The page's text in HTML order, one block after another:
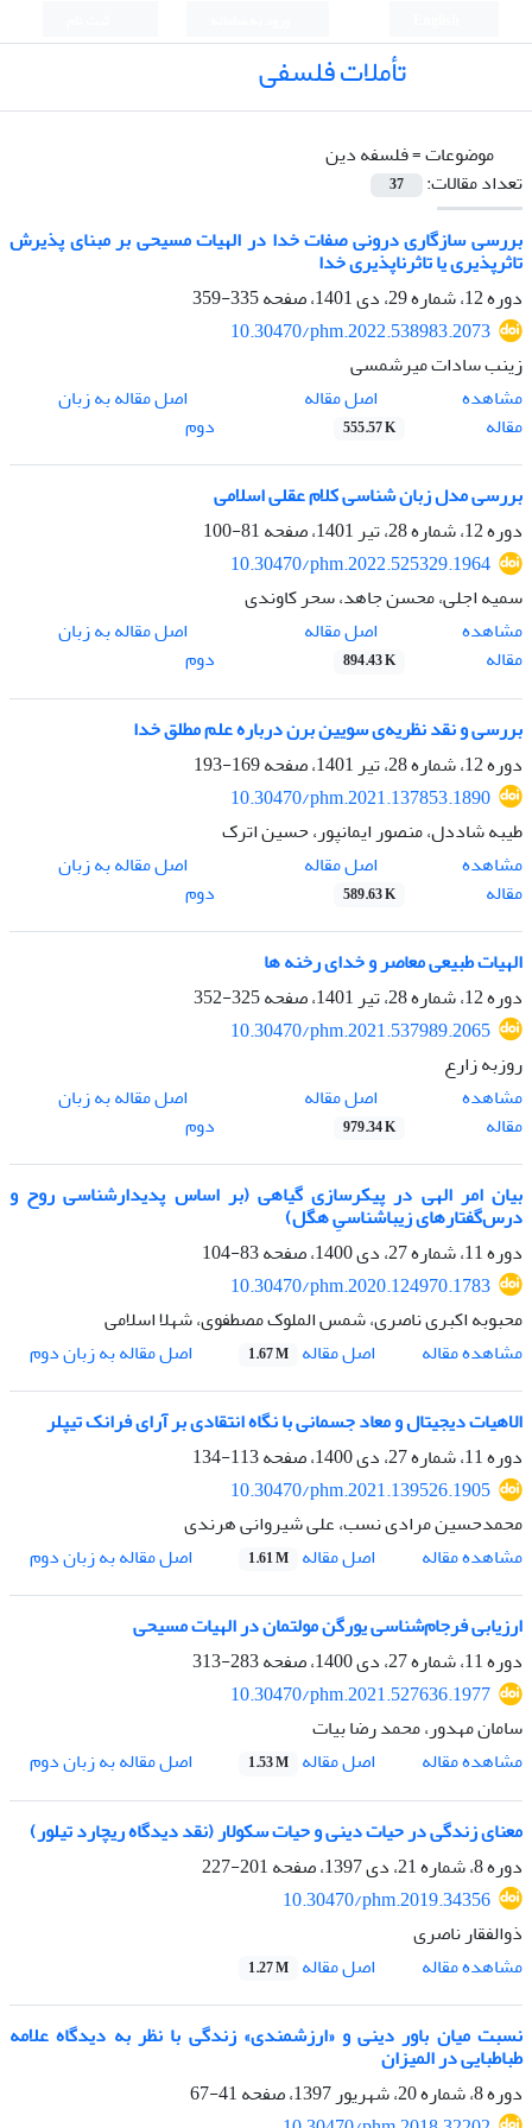
تأملات فلسفی
موضوعات =فلسفه دین
تعداد مقالات:
37
بررسی سازگاری درونی صفات خدا در الهیات مسیحی بر مبنای پذیرش
تاثرپذیری یا تاثرناپذیری خدا
دوره 12، شماره 29، دی 1401، صفحه
335-359
10.30470/phm.2022.538983.2073
زینب سادات میرشمسی
مشاهده
مقاله
اصل مقاله
555.57 K
اصل مقاله به زبان
دوم
بررسی مدل زبان شناسی کلام عقلی اسلامی
دوره 12، شماره 28، تیر 1401، صفحه
81-100
10.30470/phm.2022.525329.1964
سمیه اجلی، محسن جاهد، سحر کاوندی
مشاهده
مقاله
اصل مقاله
894.43 K
اصل مقاله به زبان
دوم
بررسی و نقد نظریه‌ی سویین برن درباره علم مطلق خدا
دوره 12، شماره 28، تیر 1401، صفحه
169-193
10.30470/phm.2021.137853.1890
طیبه شاددل، منصور ایمانپور، حسین اترک
مشاهده
مقاله
اصل مقاله
589.63 K
اصل مقاله به زبان
دوم
الهیات طبیعی معاصر و خدای رخنه ها
دوره 12، شماره 28، تیر 1401، صفحه
325-352
10.30470/phm.2021.537989.2065
روزبه زارع
مشاهده
مقاله
اصل مقاله
979.34 K
اصل مقاله به زبان
دوم
بیان امر الهی در پیکرسازی گیاهی (بر اساس پدیدارشناسی روح و
درس‌گفتارهای زیباشناسیِ هگل)
دوره 11، شماره 27، دی 1400، صفحه
83-104
10.30470/phm.2020.124970.1783
محبوبه اکبری ناصری، شمس الملوک مصطفوی، شهلا اسلامی
مشاهده مقاله
اصل مقاله 1.67 M
اصل مقاله به زبان دوم
الاهیات دیجیتال و معاد جسمانی با نگاه انتقادی بر آرای فرانک تیپلر
دوره 11، شماره 27، دی 1400، صفحه
113-134
10.30470/phm.2021.139526.1905
محمدحسین مرادی نسب، علی شیروانی هرندی
مشاهده مقاله
اصل مقاله 1.61 M
اصل مقاله به زبان دوم
ارزیابی فرجام‌شناسی یورگن مولتمان در الهیات مسیحی
دوره 11، شماره 27، دی 1400، صفحه
283-313
10.30470/phm.2021.527636.1977
سامان مهدور، محمد رضا بیات
مشاهده مقاله
اصل مقاله 1.53 M
اصل مقاله به زبان دوم
معنای زندگی در حیات دینی و حیات سکولار (نقد دیدگاه ریچارد تیلور)
دوره 8، شماره 21، دی 1397، صفحه
201-227
10.30470/phm.2019.34356
ذوالفقار ناصری
مشاهده مقاله
اصل مقاله 1.27 M
نسبت میان باور دینی و «ارزشمندی» زندگی با نظر به دیدگاه علامه
طباطبایی در المیزان
دوره 8، شماره 20، شهریور 1397، صفحه
41-67